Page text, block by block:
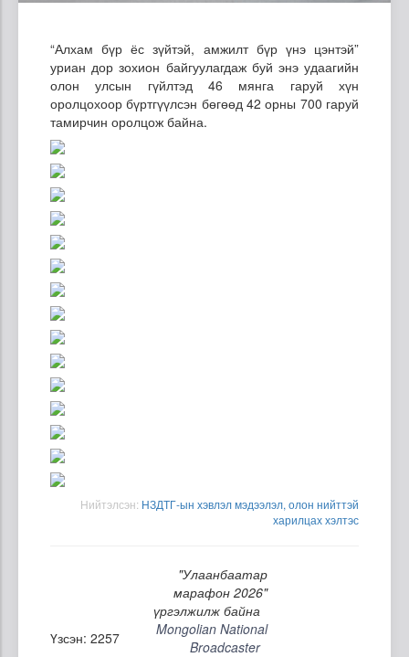
“Алхам бүр ёс зүйтэй, амжилт бүр үнэ цэнтэй”
уриан дор зохион байгуулагдаж буй энэ удаагийн
олон улсын гүйлтэд 46 мянга гаруй хүн
оролцохоор бүртгүүлсэн бөгөөд 42 орны 700 гаруй
тамирчин оролцож байна.
Нийтэлсэн: НЗДТГ-ын хэвлэл мэдээлэл, олон нийттэй
харилцах хэлтэс
"Улаанбаатар
марафон 2026"
үргэлжилж байна
Үзсэн: 2257
Mongolian National
Broadcaster